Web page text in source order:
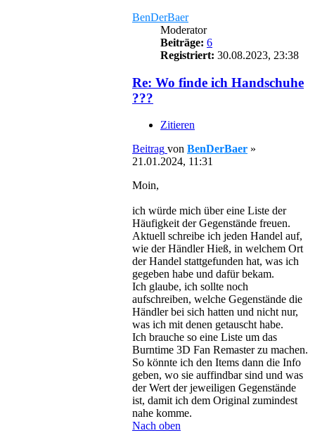
BenDerBaer
Moderator
Beiträge: 6
Registriert: 30.08.2023, 23:38
Re: Wo finde ich Handschuhe
???
Zitieren
Beitrag von BenDerBaer »
21.01.2024, 11:31
Moin,
ich würde mich über eine Liste der
Häufigkeit der Gegenstände freuen.
Aktuell schreibe ich jeden Handel auf,
wie der Händler Hieß, in welchem Ort
der Handel stattgefunden hat, was ich
gegeben habe und dafür bekam.
Ich glaube, ich sollte noch
aufschreiben, welche Gegenstände die
Händler bei sich hatten und nicht nur,
was ich mit denen getauscht habe.
Ich brauche so eine Liste um das
Burntime 3D Fan Remaster zu machen.
So könnte ich den Items dann die Info
geben, wo sie auffindbar sind und was
der Wert der jeweiligen Gegenstände
ist, damit ich dem Original zumindest
nahe komme.
Nach oben